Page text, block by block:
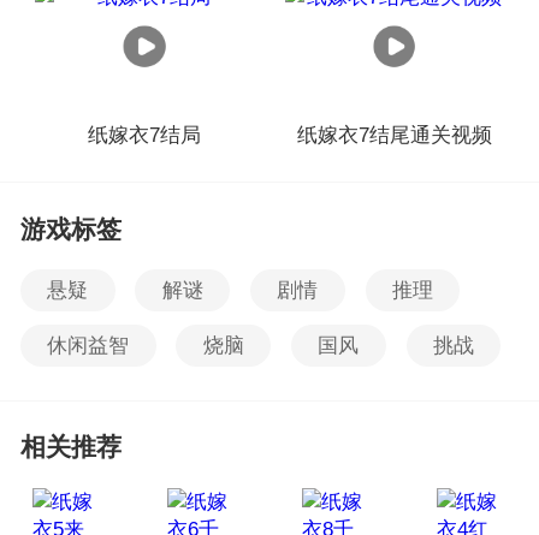
纸嫁衣7结局 纸嫁衣7结尾通关视频
游戏标签
悬疑 解谜 剧情 推理
休闲益智 烧脑 国风 挑战
相关推荐